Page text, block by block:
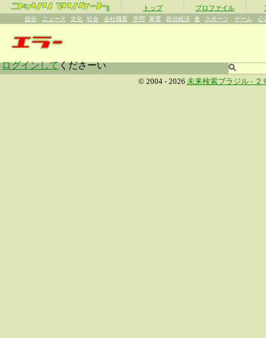
β トップ プロファイル
総合 ニュース 文化 社会 会社職業 学問 家電 政治経済 食 スポーツ ゲーム 心
ログインしてくださーい
© 2004 - 2026 未来検索ブラジル - ２